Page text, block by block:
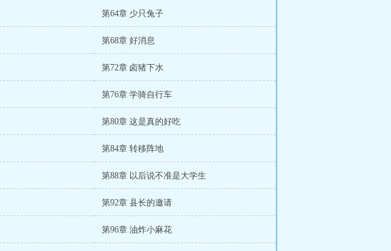
第64章 少只兔子
第68章 好消息
第72章 卤猪下水
第76章 学骑自行车
第80章 这是真的好吃
第84章 转移阵地
第88章 以后说不准是大学生
第92章 县长的邀请
第96章 油炸小麻花